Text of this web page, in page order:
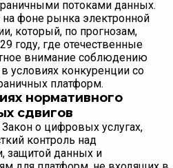
потоками данных.
на фоне рынка электронной
который, по прогнозам,
году, где отечественные
внимание соблюдению
условиях конкуренции со
платформ.
нормативного
сдвигов
о цифровых услугах,
контроль над
защитой данных и